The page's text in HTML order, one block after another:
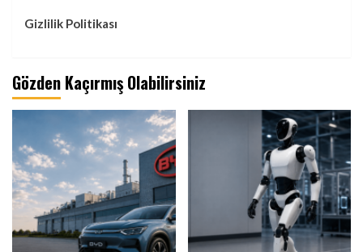
Gizlilik Politikası
Gözden Kaçırmış Olabilirsiniz